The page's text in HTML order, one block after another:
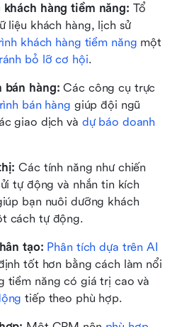
hàng tiềm năng: Tổ
liệu khách hàng, lịch sử
khách hàng tiềm năng một
bỏ lỡ cơ hội.
bán hàng: Các công cụ trực
bán hàng giúp đội ngũ
giao dịch và dự báo doanh
Các tính năng như chiến
tự động và nhắn tin kích
bạn nuôi dưỡng khách
cách tự động.
tạo: Phân tích dựa trên AI
tốt hơn bằng cách làm nổi
tiềm năng có giá trị cao và
tiếp theo phù hợp.